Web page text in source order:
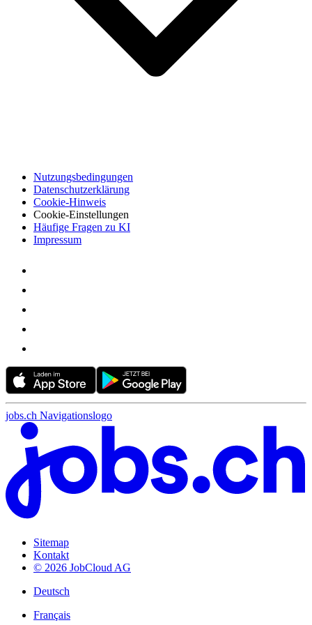
Nutzungsbedingungen
Datenschutzerklärung
Cookie-Hinweis
Cookie-Einstellungen
Häufige Fragen zu KI
Impressum
jobs.ch Navigationslogo
Sitemap
Kontakt
© 2026 JobCloud AG
Deutsch
Français